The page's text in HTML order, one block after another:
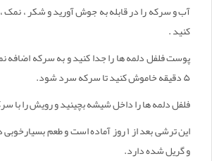
آب و سرکه را در قابله به جوش آورید و شکر ، نمک
کنید .
پوست فلفل دلمه ها را جدا کنید و به سرکه اضافه
۵ دقیقه خاموش کنید تا سرکه سرد شود.
فلفل دلمه ها را داخل شیشه بچینید و رویش را با
این ترشی بعد از ۱ روز آماده است و طعم
و گریل شده دارد.